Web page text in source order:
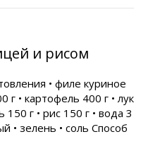
и рисом
• филе куриное
г • картофель 400 г • лук
г • рис 150 г • вода 3
• зелень • соль Способ